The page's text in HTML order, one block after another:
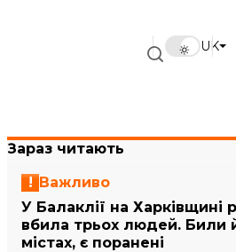
UK
Зараз читають
Важливо
У Балаклії на Харківщині
вбила трьох людей. Били
містах, є поранені